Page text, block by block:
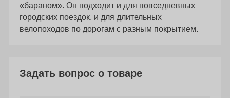
«бараном». Он подходит и для повседневных
городских поездок, и для длительных
велопоходов по дорогам с разным покрытием.
Задать вопрос о товаре